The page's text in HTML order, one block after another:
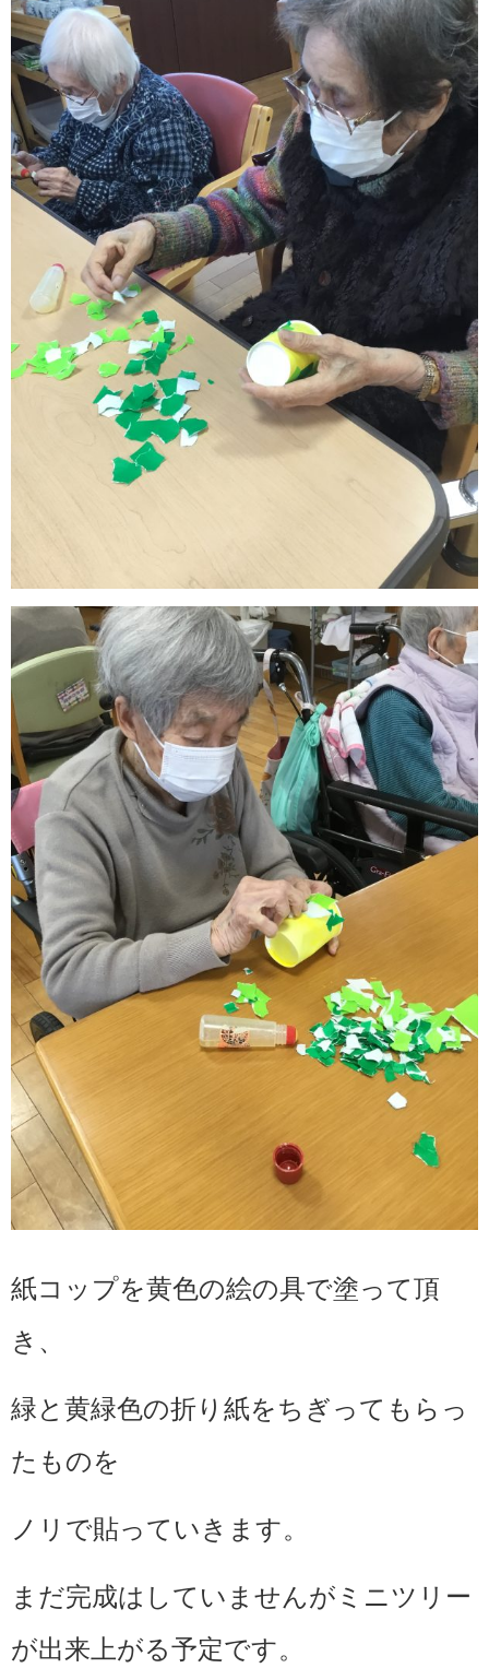
紙コップを黄色の絵の具で塗って頂
き、
緑と黄緑色の折り紙をちぎってもらっ
たものを
ノリで貼っていきます。
まだ完成はしていませんがミニツリー
が出来上がる予定です。